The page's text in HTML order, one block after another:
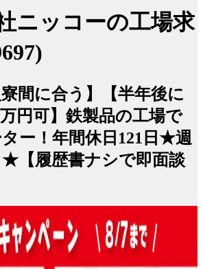
ニッコーの工場求
寮間に合う】【半年後に
円可】鉄製品の工場で
ー！年間休日121日★週
【履歴書ナシで即面談